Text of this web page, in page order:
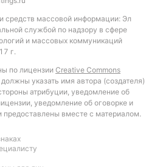
средств массовой информации: Эл
службой по надзору в сфере
и массовых коммуникаций
г.
по лицензии Creative Commons
указать имя автора (создателя)
атрибуции, уведомление об
уведомление об оговорке и
предоставлены вместе с материалом.